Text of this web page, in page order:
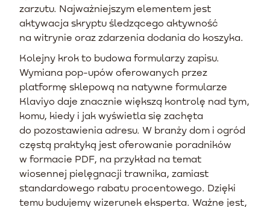
zarzutu. Najważniejszym elementem jest
aktywacja skryptu śledzącego aktywność
na witrynie oraz zdarzenia dodania do koszyka.
Kolejny krok to budowa formularzy zapisu.
Wymiana pop-upów oferowanych przez
platformę sklepową na natywne formularze
Klaviyo daje znacznie większą kontrolę nad tym,
komu, kiedy i jak wyświetla się zachęta
do pozostawienia adresu. W branży dom i ogród
częstą praktyką jest oferowanie poradników
w formacie PDF, na przykład na temat
wiosennej pielęgnacji trawnika, zamiast
standardowego rabatu procentowego. Dzięki
temu budujemy wizerunek eksperta. Ważne jest,